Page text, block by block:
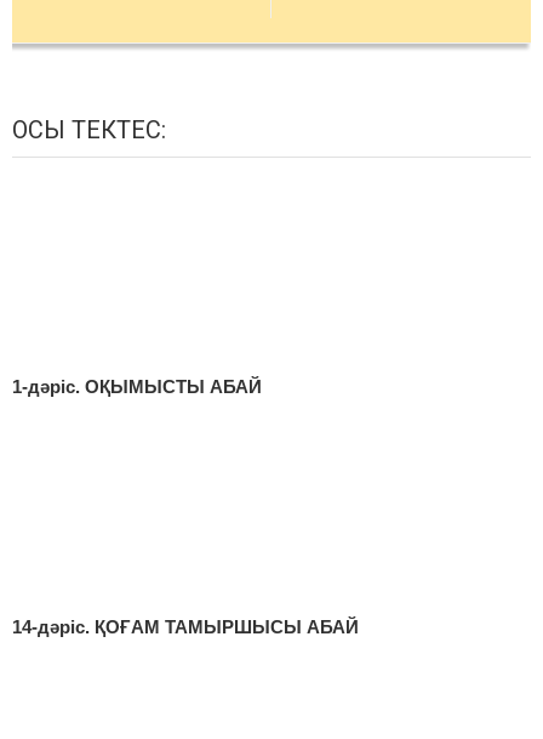
ОСЫ ТЕКТЕС:
1-дәріс. ОҚЫМЫСТЫ АБАЙ
14-дәріс. ҚОҒАМ ТАМЫРШЫСЫ АБАЙ